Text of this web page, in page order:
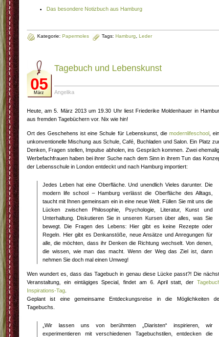
Das besondere Notizbuch aus Hamburg
Kategorie: Papermoles Tags: Hamburg Leder
05
März
Tagebuch und Lebenskunst
Angelika
Heute, am 5. März 2013 um 19.30 Uhr liest Friederike Moldenhauer in
aus fremden Tagebüchern vor. Nix wie hin!
Ort des Geschehens ist eine Schule für Lebenskunst, die modernlifeschool,
unkonventionelle Mischung aus Schule, Café, Buchladen und Salon. Ein Platz
Denken, Fragen stellen, Impulse abholen, ins Gespräch kommen. Zwei
Werbefachfrauen haben bei ihrer Suche nach dem Sinn in ihrem Tun das
der Lebensschule in London entdeckt und nach Hamburg importiert:
Jedes Leben hat eine Oberfläche. Und unendlich Vieles darunter. Die
modern life school – Hamburg verlässt die Oberfläche des Alltags,
taucht mit Ihnen gemeinsam ein in eine neue Welt. Füllen Sie mit uns die
Lücken zwischen Philosophie, Psychologie, Literatur, Kunst und
Unterhaltung. Diskutieren Sie in unseren Kursen über alles, was Sie
bewegt. Die Fragen des Lebens: Hier gibt es keine Rezepte oder
Regeln. Hier gibt es Denkanstöße, neue Ansätze und Anregungen für
alle, die möchten, dass ihr Denken die Richtung wechselt. Von denen,
die wissen, wie man das macht. Wenn der Weg das Ziel ist, dann
nehmen Sie doch mal einen Umweg!
Wen wundert es, dass das Tagebuch in genau diese Lücke passt?! Die
Veranstaltung, ein eintägiges Special, findet am 6. April statt, der
Inspirations-Tag
Geplant ist eine gemeinsame Entdeckungsreise in die Möglichkeiten
Tagebuchs.
„Wir lassen uns von berühmten „Diaristen“ inspirieren, wir
experimentieren mit verschiedenen Tagebuchstilen, entdecken die